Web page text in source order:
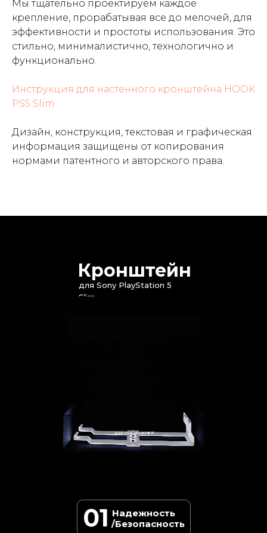
Мы тщательно проектируем каждое
крепление, прорабатывая все до мелочей, для
эффективности и простоты использования. Это
стильно, минималистично, технологично и
функционально.
Инструкция для настенного кронштейна HOOK
PS5 Slim
Дизайн, конструкция, текстовая и графическая
информация защищены от копирования
нормами патентного и авторского права.
Кронштейн
для Sony PlayStation 5
Slim
/Безопасность
Надежность
01